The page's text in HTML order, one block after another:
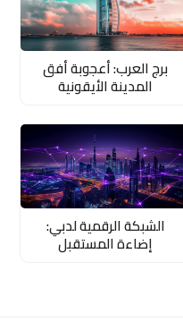
برج العرب: أعجوبة أفق
المدينة الأيقونية
الشبكة الرقمية لدبي:
إضاءة المستقبل